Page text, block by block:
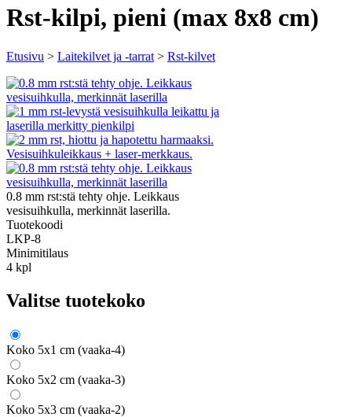
Rst-kilpi, pieni (max 8x8 cm)
Etusivu > Laitekilvet ja -tarrat > Rst-kilvet
0.8 mm rst:stä tehty ohje. Leikkaus
vesisuihkulla, merkinnät laserilla.
Tuotekoodi
LKP-8
Minimitilaus
4 kpl
Valitse tuotekoko
Koko 5x1 cm (vaaka-4)
Koko 5x2 cm (vaaka-3)
Koko 5x3 cm (vaaka-2)